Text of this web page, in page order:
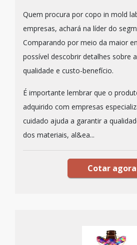
Quem procura por copo in mold
empresas, achará na líder do
Comparando por meio da maior
possível descobrir detalhes sobre
qualidade e custo-benefício.
É importante lembrar que o
adquirido com empresas
cuidado ajuda a garantir a
dos materiais, al&ea...
Cotar agora